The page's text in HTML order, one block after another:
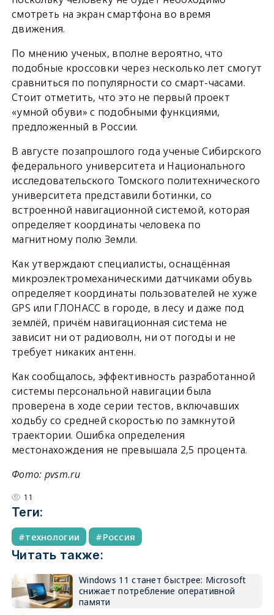
смотреть на экран смартфона во время
движения.
По мнению ученых, вполне вероятно, что
подобные кроссовки через несколько лет смогут
сравниться по популярности со смарт-часами.
Стоит отметить, что это не первый проект
«умной обуви» с подобными функциями,
предложенный в России.
В августе позапрошлого года ученые Сибирского
федерального университета и Национального
исследовательского Томского политехнического
университета представили ботинки, со
встроенной навигационной системой, которая
определяет координаты человека по
магнитному полю Земли.
Как утверждают специалисты, оснащённая
микроэлектромеханическими датчиками обувь
определяет координаты пользователей не хуже
GPS или ГЛОНАСС в городе, в лесу и даже под
землёй, причём навигационная система не
зависит ни от радиоволн, ни от погоды и не
требует никаких антенн.
Как сообщалось, эффективность разработанной
системы персональной навигации была
проверена в ходе серии тестов, включавших
ходьбу со средней скоростью по замкнутой
траектории. Ошибка определения
местонахождения не превышала 2,5 процента.
Фото: pvsm.ru
11
Теги:
технологии Россия
Читать также:
Windows 11 станет быстрее: Microsoft
снижает потребление оперативной
памяти